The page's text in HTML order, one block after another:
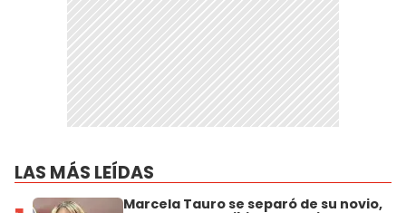
LAS MÁS LEÍDAS
Marcela Tauro se separó de su novio,